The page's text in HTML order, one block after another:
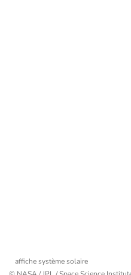
affiche système solaire